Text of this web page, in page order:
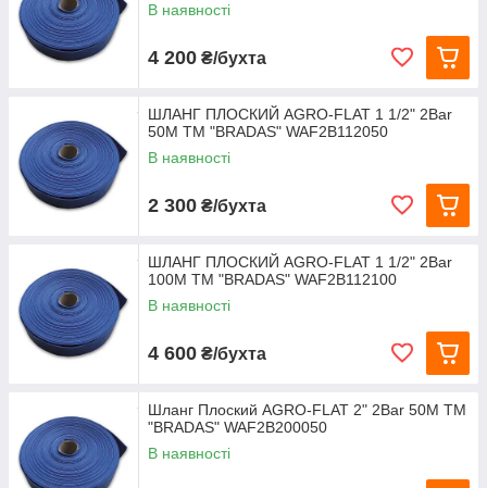
В наявності
4 200 ₴/бухта
ШЛАНГ ПЛОСКИЙ AGRO-FLAT 1 1/2" 2Bar
50М TM "BRADAS" WAF2B112050
В наявності
2 300 ₴/бухта
ШЛАНГ ПЛОСКИЙ AGRO-FLAT 1 1/2" 2Bar
100М TM "BRADAS" WAF2B112100
В наявності
4 600 ₴/бухта
Шланг Плоский AGRO-FLAT 2" 2Bar 50М TM
"BRADAS" WAF2B200050
В наявності